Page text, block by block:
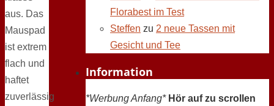
aus. Das
Mauspad
ist extrem
flach und
haftet
zuverlässig
Florabest im Test
Steffen zu 2 neue Tassen mit
Gesicht und Tee
Information
*Werbung Anfang* Hör auf zu scrollen